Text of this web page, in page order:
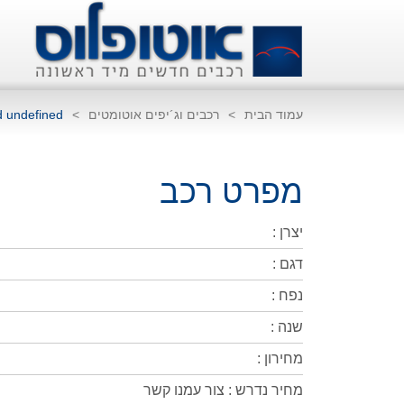
עמוד הבית > רכבים וג´יפים אוטומטים >
undefined
מפרט רכב
יצרן :
דגם :
נפח :
שנה :
מחירון :
מחיר נדרש : צור עמנו קשר